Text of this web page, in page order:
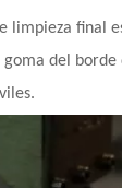
limpieza final
del borde